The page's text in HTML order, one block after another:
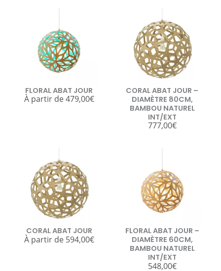
FLORAL ABAT JOUR
À partir de479,00€
CORAL ABAT JOUR –
DIAMÈTRE 80CM,
BAMBOU NATUREL
INT/EXT
777,00€
CORAL ABAT JOUR
À partir de 594,00€
FLORAL ABAT JOUR –
DIAMÈTRE 60CM,
BAMBOU NATUREL
INT/EXT
548,00€